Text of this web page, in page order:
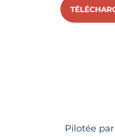
Pilotée